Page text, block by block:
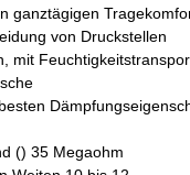
ganztägigen
von Druckstellen
mit
() 35 Megaohm